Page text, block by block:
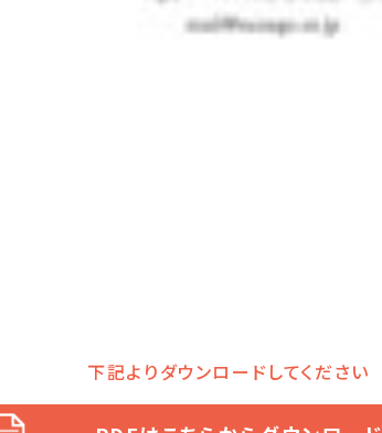
下記よりダウンロードしてください